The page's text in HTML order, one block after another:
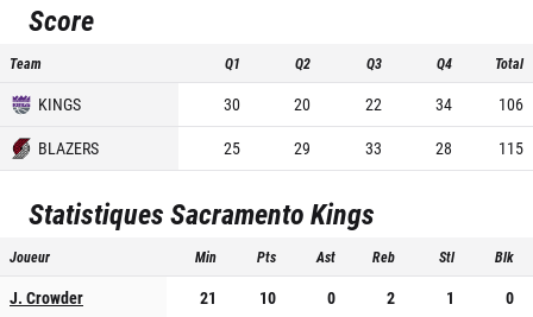
Score
Team Q1 Q2 Q3 Q4 Total
KINGS 30 20 22 34
106
BLAZERS
25 29 33 28 115
StatistiquesSacramento Kings
Joueur Min Pts Ast Reb Stl Blk
J. Crowder 21 10 0 2 1
0